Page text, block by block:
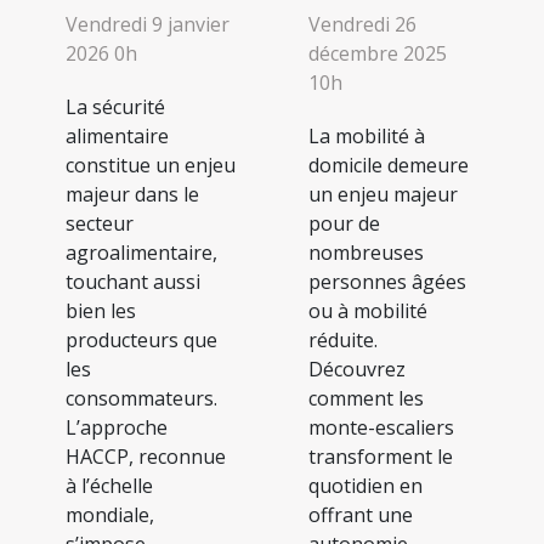
Vendredi 9 janvier
2026 0h
La sécurité
alimentaire
constitue un enjeu
majeur dans le
secteur
agroalimentaire,
touchant aussi
bien les
producteurs que
les
consommateurs.
L’approche
HACCP, reconnue
à l’échelle
mondiale,
Vendredi 26
décembre 2025
10h
La mobilité à
domicile demeure
un enjeu majeur
pour de
nombreuses
personnes âgées
ou à mobilité
réduite.
Découvrez
comment les
monte-escaliers
transforment le
quotidien en
offrant une